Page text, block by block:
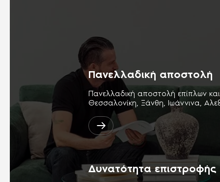
Πανελλαδική αποστολή
Πανελλαδική αποστολή επίπλων
Θεσσαλονίκη, Ξάνθη, Ιωάννινα,
Δυνατότητα επιστροφής